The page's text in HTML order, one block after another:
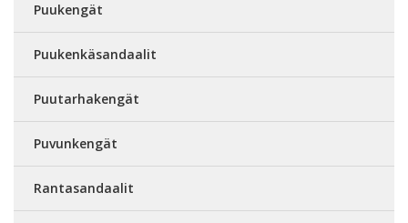
Puukengät
Puukenkäsandaalit
Puutarhakengät
Puvunkengät
Rantasandaalit